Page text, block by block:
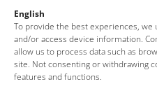
English
To provide the best experiences,
and/or access device information.
allow us to process data such as
site. Not consenting or withdrawing
features and functions.
Continental